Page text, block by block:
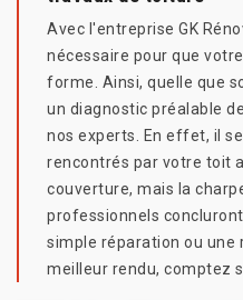
Avec l'entreprise GK
nécessaire pour que
forme. Ainsi, quelle que
un diagnostic préalable
nos experts. En effet, il
rencontrés par votre toit
couverture, mais la
professionnels
simple réparation ou une
meilleur rendu, comptez